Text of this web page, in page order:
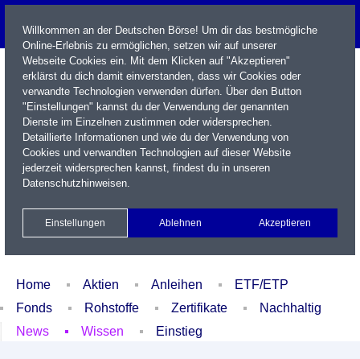
Name / WKN / ISIN / Kürzel
Xetra Realtime
Watchlist Portfolio Login
Home Aktien Anleihen
ETF/ETP
Fonds
Rohstoffe Zertifikate
Nachhaltig
News
Wissen Einstieg
Willkommen an der Deutschen Börse! Um dir das bestmögliche
Online-Erlebnis zu ermöglichen, setzen wir auf unserer
Webseite Cookies ein. Mit dem Klicken auf "Akzeptieren"
erklärst du dich damit einverstanden, dass wir Cookies oder
verwandte Technologien verwenden dürfen. Über den Button
"Einstellungen" kannst du der Verwendung der genannten
Dienste im Einzelnen zustimmen oder widersprechen.
Detaillierte Informationen und wie du der Verwendung von
Cookies und verwandten Technologien auf dieser Website
jederzeit widersprechen kannst, findest du in unseren
Datenschutzhinweisen.
Einstellungen Ablehnen Akzeptieren